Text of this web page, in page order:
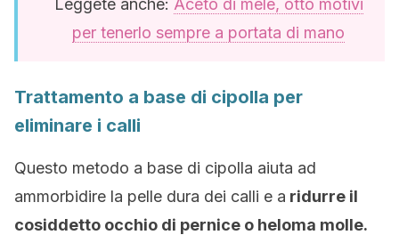
Leggete anche: Aceto di mele, otto motivi
per tenerlo sempre a portata di mano
Trattamento a base di cipolla per
eliminare i calli
Questo metodo a base di cipolla aiuta ad
ammorbidire la pelle dura dei calli e a ridurre il
cosiddetto occhio di pernice o heloma molle.